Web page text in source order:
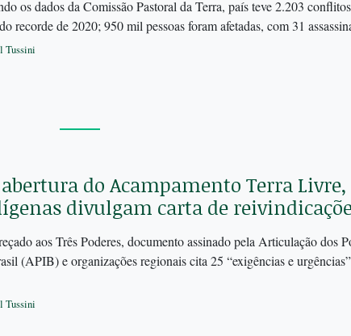
os dados da Comissão Pastoral da Terra, país teve 2.203
recorde de 2020; 950 mil pessoas foram afetadas, com 31
Tussini
do Acampamento Terra Livre,
divulgam carta de
aos Três Poderes, documento assinado pela Articulação dos
(APIB) e organizações regionais cita 25 “exigências e
Tussini